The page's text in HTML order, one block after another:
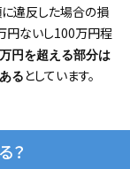
違反した場合の損
円ないし100万円程
円を超える部分は
る としています。
？